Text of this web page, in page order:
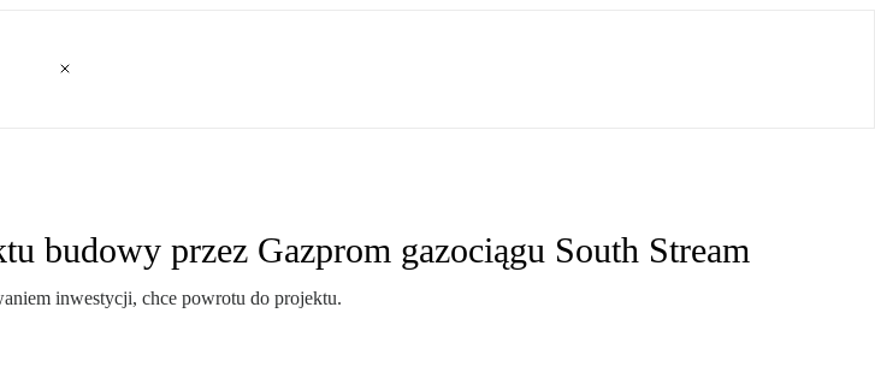
budowy przez Gazprom gazociągu South Stream
inwestycji, chce powrotu do projektu.